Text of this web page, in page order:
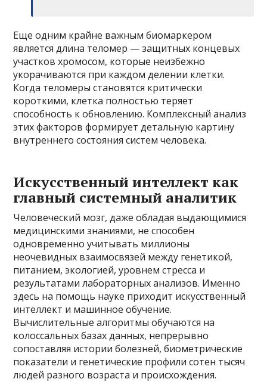
Еще одним крайне важным биомаркером
является длина теломер — защитных концевых
участков хромосом, которые неизбежно
укорачиваются при каждом делении клетки.
Когда теломеры становятся критически
короткими, клетка полностью теряет
способность к обновлению. Комплексный анализ
этих факторов формирует детальную картину
внутреннего состояния систем человека.
Искусственный интеллект как
главный системный аналитик
Человеческий мозг, даже обладая выдающимися
медицинскими знаниями, не способен
одновременно учитывать миллионы
неочевидных взаимосвязей между генетикой,
питанием, экологией, уровнем стресса и
результатами лабораторных анализов. Именно
здесь на помощь науке приходит искусственный
интеллект и машинное обучение.
Вычислительные алгоритмы обучаются на
колоссальных базах данных, непрерывно
сопоставляя истории болезней, биометрические
показатели и генетические профили сотен тысяч
людей разного возраста и происхождения.